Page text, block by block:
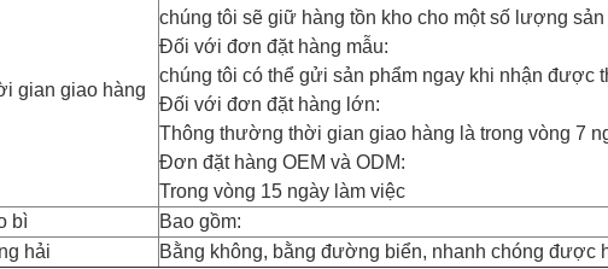
gian giao hàng
chúng tôi sẽ giữ hàng tồn kho cho một số lượng sản
Đối với đơn đặt hàng mẫu:
chúng tôi có thể gửi sản phẩm ngay khi nhận được
Đối với đơn đặt hàng lớn:
Thông thường thời gian giao hàng là trong vòng 7
Đơn đặt hàng OEM và ODM:
Trong vòng 15 ngày làm việc
bì
Bao gồm:
hải
Bằng không, bằng đường biển, nhanh chóng được